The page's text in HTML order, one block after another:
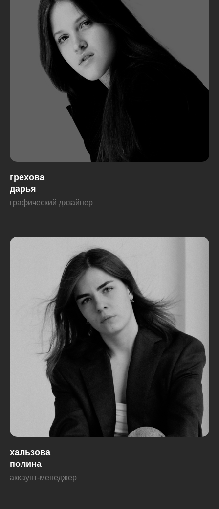
грехова
дарья
графический дизайнер
хальзова
полина
аккаунт-менеджер